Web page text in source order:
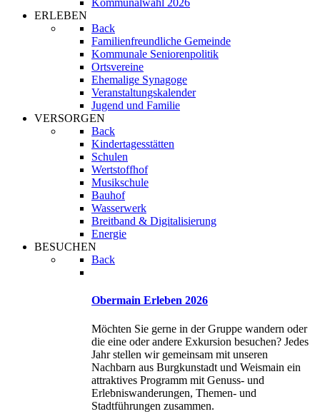
Kommunalwahl 2026
ERLEBEN
Back
Familienfreundliche Gemeinde
Kommunale Seniorenpolitik
Ortsvereine
Ehemalige Synagoge
Veranstaltungskalender
Jugend und Familie
VERSORGEN
Back
Kindertagesstätten
Schulen
Wertstoffhof
Musikschule
Bauhof
Wasserwerk
Breitband & Digitalisierung
Energie
BESUCHEN
Back
Obermain Erleben 2026
Möchten Sie gerne in der Gruppe wandern oder
die eine oder andere Exkursion besuchen? Jedes
Jahr stellen wir gemeinsam mit unseren
Nachbarn aus Burgkunstadt und Weismain ein
attraktives Programm mit Genuss- und
Erlebniswanderungen, Themen- und
Stadtführungen zusammen.